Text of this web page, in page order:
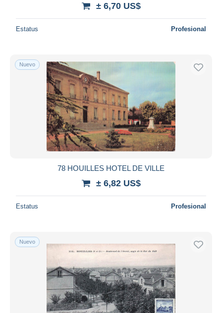
± 6,70 US$
Estatus Profesional
Nuevo
78 HOUILLES HOTEL DE VILLE
± 6,82 US$
Estatus Profesional
Nuevo